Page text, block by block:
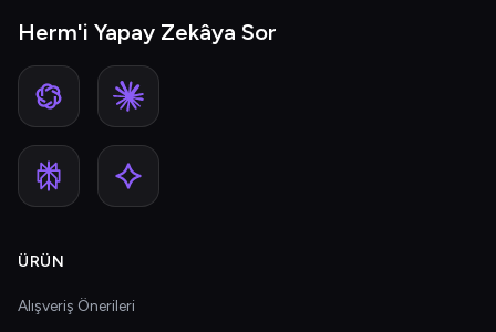
Herm'i Yapay Zekâya Sor
ÜRÜN
Alışveriş Önerileri